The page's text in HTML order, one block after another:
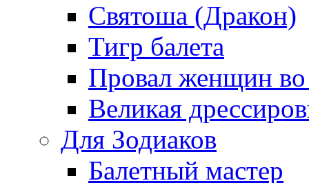
Святоша (Дракон)
Тигр балета
Провал женщин во
Великая
Для Зодиаков
Балетный мастер